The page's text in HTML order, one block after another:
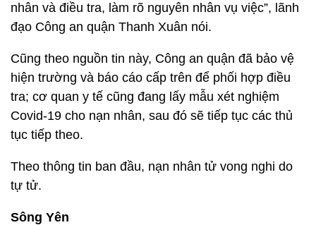
nhân và điều tra, làm rõ nguyên nhân vụ việc”, lãnh
đạo Công an quận Thanh Xuân nói.
Cũng theo nguồn tin này, Công an quận đã bảo vệ
hiện trường và báo cáo cấp trên để phối hợp điều
tra; cơ quan y tế cũng đang lấy mẫu xét nghiệm
Covid-19 cho nạn nhân, sau đó sẽ tiếp tục các thủ
tục tiếp theo.
Theo thông tin ban đầu, nạn nhân tử vong nghi do
tự tử.
Sông Yên